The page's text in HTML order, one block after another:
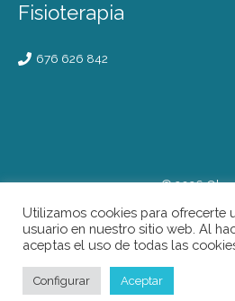
Fisioterapia
676 626 842
© 2026
Aviso legal
Privacidad
Términos y
Utilizamos cookies para ofrecerte
usuario en nuestro sitio web. Al
aceptas el uso de todas las
Configurar Aceptar